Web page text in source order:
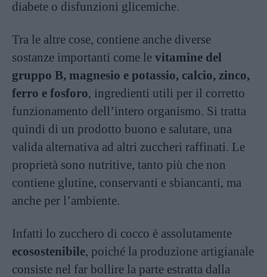
diabete o disfunzioni glicemiche.
Tra le altre cose, contiene anche diverse
sostanze importanti come le vitamine del
gruppo B, magnesio e potassio, calcio, zinco,
ferro e fosforo, ingredienti utili per il corretto
funzionamento dell’intero organismo. Si tratta
quindi di un prodotto buono e salutare, una
valida alternativa ad altri zuccheri raffinati. Le
proprietà sono nutritive, tanto più che non
contiene glutine, conservanti e sbiancanti, ma
anche per l’ambiente.
Infatti lo zucchero di cocco è assolutamente
ecosostenibile, poiché la produzione artigianale
consiste nel far bollire la parte estratta dalla